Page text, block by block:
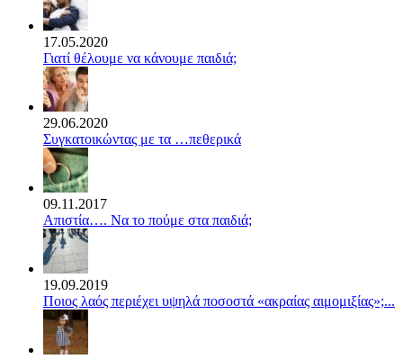
17.05.2020
Γιατί θέλουμε να κάνουμε παιδιά;
29.06.2020
Συγκατοικώντας με τα …πεθερικά
09.11.2017
Απιστία…. Να το πούμε στα παιδιά;
19.09.2019
Ποιος λαός περιέχει υψηλά ποσοστά «ακραίας αιμομιξίας»;...